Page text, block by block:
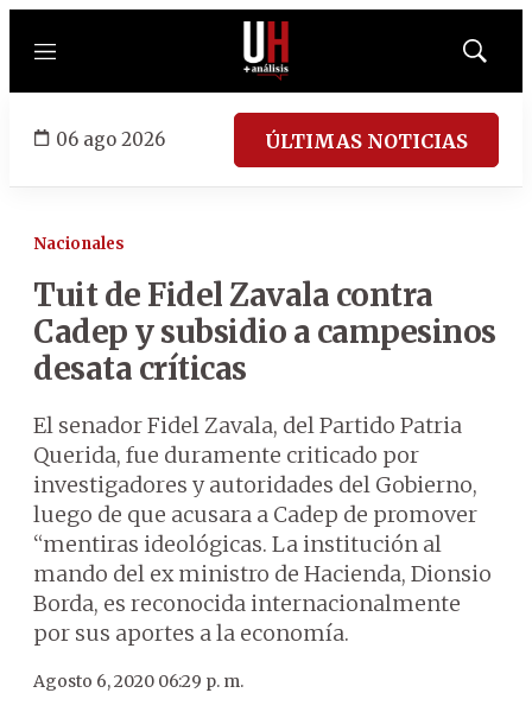
Menú
Mostrar
06 ago 2026 ÚLTIMAS NOTICIAS
Nacionales
Tuit de Fidel Zavala contra
Cadep y subsidio a campesinos
desata críticas
El senador Fidel Zavala, del Partido Patria
Querida, fue duramente criticado por
investigadores y autoridades del Gobierno,
luego de que acusara a Cadep de promover
“mentiras ideológicas. La institución al
mando del ex ministro de Hacienda, Dionsio
Borda, es reconocida internacionalmente
por sus aportes a la economía.
Agosto 6, 2020 06:29 p. m.